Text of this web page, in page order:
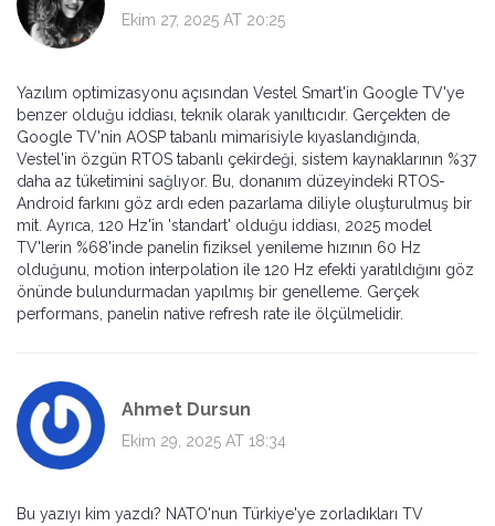
Ekim 27, 2025 AT 20:25
Yazılım optimizasyonu açısından Vestel Smart'in Google TV'ye
benzer olduğu iddiası, teknik olarak yanıltıcıdır. Gerçekten de
Google TV'nin AOSP tabanlı mimarisiyle kıyaslandığında,
Vestel'in özgün RTOS tabanlı çekirdeği, sistem kaynaklarının %37
daha az tüketimini sağlıyor. Bu, donanım düzeyindeki RTOS-
Android farkını göz ardı eden pazarlama diliyle oluşturulmuş bir
mit. Ayrıca, 120 Hz'in 'standart' olduğu iddiası, 2025 model
TV'lerin %68'inde panelin fiziksel yenileme hızının 60 Hz
olduğunu, motion interpolation ile 120 Hz efekti yaratıldığını göz
önünde bulundurmadan yapılmış bir genelleme. Gerçek
performans, panelin native refresh rate ile ölçülmelidir.
Ahmet Dursun
Ekim 29, 2025 AT 18:34
Bu yazıyı kim yazdı? NATO'nun Türkiye'ye zorladıkları TV